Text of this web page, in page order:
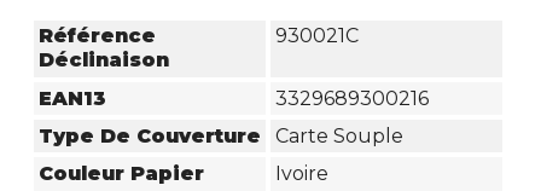
Référence
Déclinaison
930021C
EAN13
3329689300216
Type De Couverture
Carte Souple
Couleur Papier
Ivoire